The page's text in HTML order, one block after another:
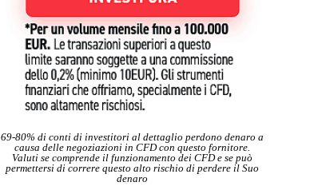
69-80% di conti di investitori al dettaglio perdono denaro a
causa delle negoziazioni in CFD con questo fornitore.
Valuti se comprende il funzionamento dei CFD e se può
permettersi di correre questo alto rischio di perdere il Suo
denaro